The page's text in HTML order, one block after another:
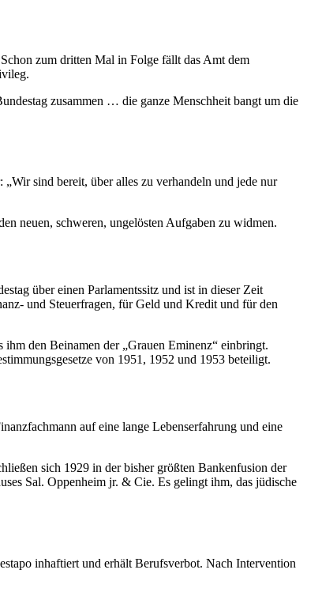
zum dritten Mal in Folge fällt das Amt dem
zusammen … die ganze Menschheit bangt um die
sind bereit, über alles zu verhandeln und jede nur
neuen, schweren, ungelösten Aufgaben zu widmen.
über einen Parlamentssitz und ist in dieser Zeit
und Steuerfragen, für Geld und Kredit und für den
den Beinamen der „Grauen Eminenz“ einbringt.
von 1951, 1952 und 1953 beteiligt.
auf eine lange Lebenserfahrung und eine
sich 1929 in der bisher größten Bankenfusion der
Sal. Oppenheim jr. & Cie. Es gelingt ihm, das jüdische
inhaftiert und erhält Berufsverbot. Nach Intervention